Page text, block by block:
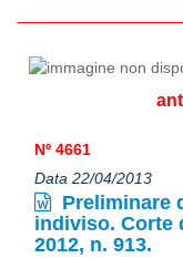
Nº 4661
Data 22/04/2013
Preliminare
indiviso. Corte
2012, n. 913.